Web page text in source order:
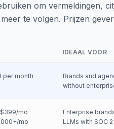
om vermeldingen,
te volgen. Prijzen
IDEAAL VOOR
per month
Brands and
without
mo ·
mo
Enterprise
LLMs with SOC